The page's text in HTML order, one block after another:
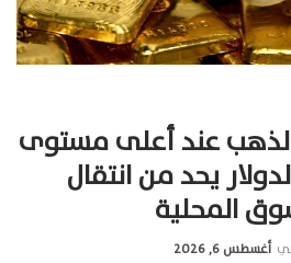
عند أعلى مستوى
يحد من انتقال
المحلية
أغسطس 6, 2026